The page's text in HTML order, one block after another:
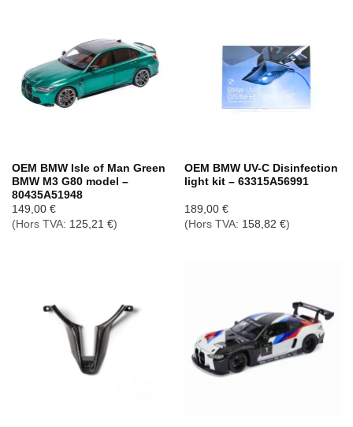
OEM BMW Isle of Man Green
BMW M3 G80 model –
80435A51948
149,00 €
(Hors TVA: 125,21 €)
OEM BMW UV-C Disinfection
light kit – 63315A56991
189,00 €
(Hors TVA: 158,82 €)